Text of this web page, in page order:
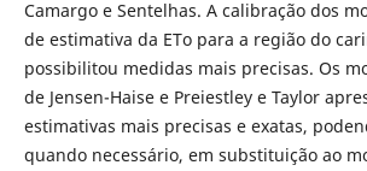
Camargo e Sentelhas. A calibração dos
de estimativa da ETo para a região do
possibilitou medidas mais precisas. Os
de Jensen-Haise e Preiestley e Taylor
estimativas mais precisas e exatas,
quando necessário, em substituição ao